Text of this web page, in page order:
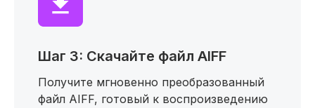
Шаг 3: Скачайте файл AIFF
Получите мгновенно преобразованный
файл AIFF, готовый к воспроизведению